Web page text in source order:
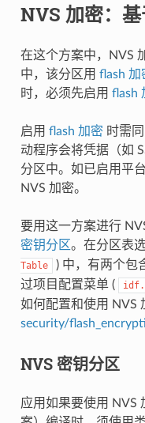
NVS 加密：
在这个方案中，NVS
中，该分区用 flash 加
时，必须先启用 flash
启用 flash 加密 时需
动程序会将凭据（如
分区中。如已启用平
NVS 加密。
要用这一方案进行
密钥分区。在分区表
Table
) 中，有两个包
过项目配置菜单 (
如何配置和使用 NVS
security/
NVS 密钥分区
应用如果要使用 NVS